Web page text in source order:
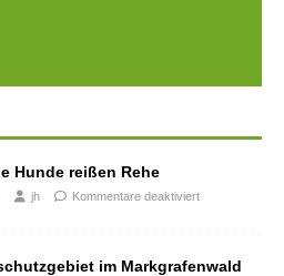
Hunde reißen Rehe
jh Kommentare deaktiviert
im Markgrafenwald